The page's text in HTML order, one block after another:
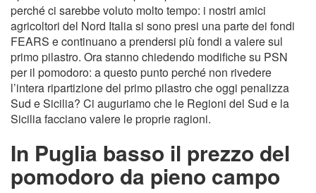
perché ci sarebbe voluto molto tempo: i nostri amici
agricoltori del Nord Italia si sono presi una parte dei fondi
FEARS e continuano a prendersi più fondi a valere sul
primo pilastro. Ora stanno chiedendo modifiche su PSN
per il pomodoro: a questo punto perché non rivedere
l’intera ripartizione del primo pilastro che oggi penalizza
Sud e Sicilia? Ci auguriamo che le Regioni del Sud e la
Sicilia facciano valere le proprie ragioni.
In Puglia basso il prezzo del
pomodoro da pieno campo